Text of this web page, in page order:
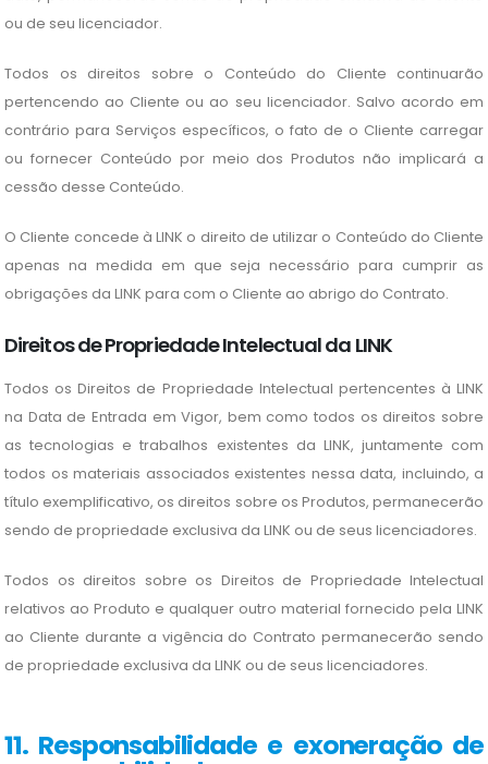
ou de seu licenciador.
Todos os direitos sobre o Conteúdo do Cliente continuarão
pertencendo ao Cliente ou ao seu licenciador. Salvo acordo em
contrário para Serviços específicos, o fato de o Cliente carregar
ou fornecer Conteúdo por meio dos Produtos não implicará a
cessão desse Conteúdo.
O Cliente concede à LINK o direito de utilizar o Conteúdo do Cliente
apenas na medida em que seja necessário para cumprir as
obrigações da LINK para com o Cliente ao abrigo do Contrato.
Direitos de Propriedade Intelectual da LINK
Todos os Direitos de Propriedade Intelectual pertencentes à LINK
na Data de Entrada em Vigor, bem como todos os direitos sobre
as tecnologias e trabalhos existentes da LINK, juntamente com
todos os materiais associados existentes nessa data, incluindo, a
título exemplificativo, os direitos sobre os Produtos, permanecerão
sendo de propriedade exclusiva da LINK ou de seus licenciadores.
Todos os direitos sobre os Direitos de Propriedade Intelectual
relativos ao Produto e qualquer outro material fornecido pela LINK
ao Cliente durante a vigência do Contrato permanecerão sendo
de propriedade exclusiva da LINK ou de seus licenciadores.
11. Responsabilidade e exoneração de